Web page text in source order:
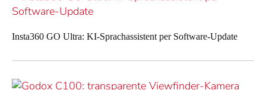
Insta360 GO Ultra: KI-Sprachassistent per Software-Update